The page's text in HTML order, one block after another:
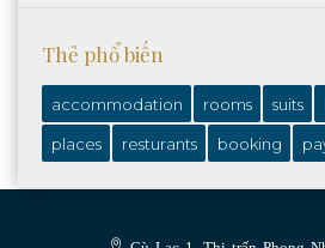
Thẻ phổ biến
accommodation rooms suits
places resturants booking